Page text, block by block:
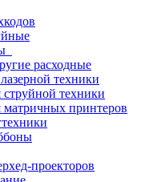
расходные
техники
техники
принтеров
проекторов